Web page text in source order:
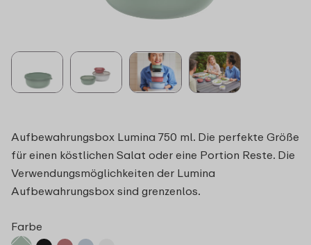
Aufbewahrungsbox Lumina 750 ml. Die perfekte Größe
für einen köstlichen Salat oder eine Portion Reste. Die
Verwendungsmöglichkeiten der Lumina
Aufbewahrungsbox sind grenzenlos.
Farbe